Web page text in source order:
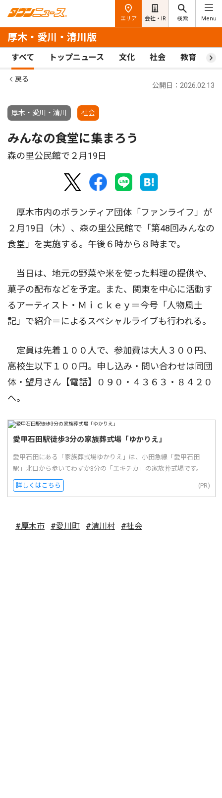
エリア 会社・IR 検索 Menu
厚木・愛川・清川版
すべて トップニュース 文化 社会 教育 ス
戻る
厚木・愛川・清川 社会
公開日：2026.02.13
みんなの食堂に集まろう
森の里公民館で２月19日
厚木市内のボランティア団体「ファンライフ」が
２月19日（木）、森の里公民館で「第48回みんなの
食堂」を実施する。午後６時から８時まで。
当日は、地元の野菜や米を使った料理の提供や、
菓子の配布などを予定。また、関東を中心に活動す
るアーティスト・Ｍｉｃｋｅｙ＝今号「人物風土
記」で紹介＝によるスペシャルライブも行われる。
定員は先着１００人で、参加費は大人３００円、
高校生以下１００円。申し込み・問い合わせは同団
体・望月さん【電話】０９０・４３６３・８４２０
へ。
愛甲石田駅徒歩3分の家族葬式場「ゆかりえ」
愛甲石田にある「家族葬式場ゆかりえ」は、小田急線「愛甲石田
駅」北口から歩いてわずか3分の「エキチカ」の家族葬式場です。
詳しくはこちら (PR)
#厚木市 #愛川町 #清川村 #社会